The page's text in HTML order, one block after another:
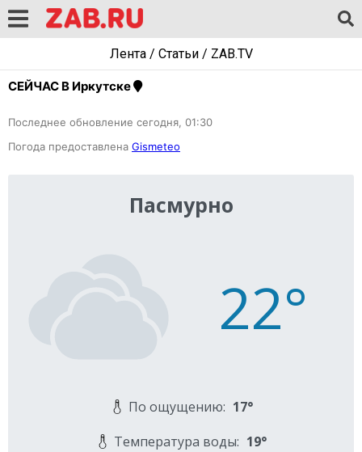
Лента/ Статьи/ ZAB.TV
СЕЙЧАС В Иркутске
Последнее обновление сегодня, 01:30
Погода предоставлена Gismeteo
Пасмурно
22°
По ощущению: 17°
Температура воды: 19°